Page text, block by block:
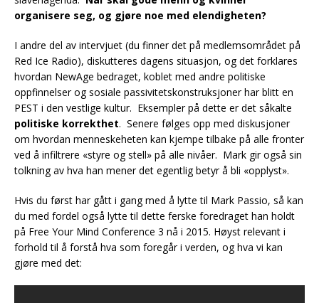
organisere seg, og gjøre noe med elendigheten?
I andre del av intervjuet (du finner det på medlemsområdet på
Red Ice Radio), diskutteres dagens situasjon, og det forklares
hvordan NewAge bedraget, koblet med andre politiske
oppfinnelser og sosiale passivitetskonstruksjoner har blitt en
PEST i den vestlige kultur. Eksempler på dette er det såkalte
politiske korrekthet. Senere følges opp med diskusjoner
om hvordan menneskeheten kan kjempe tilbake på alle fronter
ved å infiltrere «styre og stell» på alle nivåer. Mark gir også sin
tolkning av hva han mener det egentlig betyr å bli «opplyst».
Hvis du først har gått i gang med å lytte til Mark Passio, så kan
du med fordel også lytte til dette ferske foredraget han holdt
på Free Your Mind Conference 3 nå i 2015. Høyst relevant i
forhold til å forstå hva som foregår i verden, og hva vi kan
gjøre med det: